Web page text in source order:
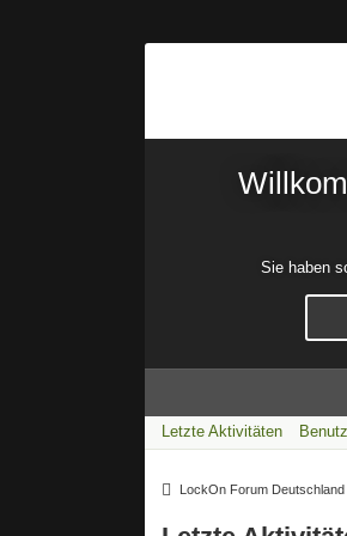
Sie haben
Letzte Aktivitäten
LockOn Forum Deutschland